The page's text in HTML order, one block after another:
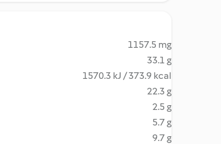
1157.5 mg
33.1 g
1570.3 kJ / 373.9 kcal
22.3 g
2.5 g
5.7 g
9.7 g